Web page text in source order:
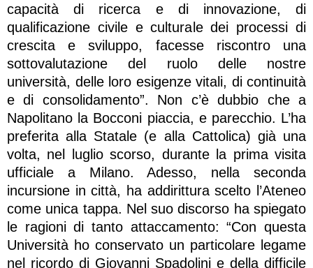
capacità di ricerca e di innovazione, di
qualificazione civile e culturale dei processi di
crescita e sviluppo, facesse riscontro una
sottovalutazione del ruolo delle nostre
università, delle loro esigenze vitali, di continuità
e di consolidamento”. Non c’è dubbio che a
Napolitano la Bocconi piaccia, e parecchio. L’ha
preferita alla Statale (e alla Cattolica) già una
volta, nel luglio scorso, durante la prima visita
ufficiale a Milano. Adesso, nella seconda
incursione in città, ha addirittura scelto l’Ateneo
come unica tappa. Nel suo discorso ha spiegato
le ragioni di tanto attaccamento: “Con questa
Università ho conservato un particolare legame
nel ricordo di Giovanni Spadolini e della difficile